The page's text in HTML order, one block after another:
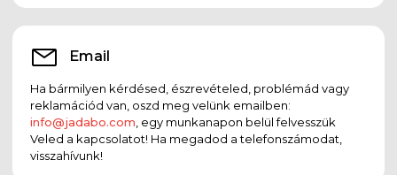
Email
Ha bármilyen kérdésed, észrevételed, problémád vagy
reklamációd van, oszd meg velünk emailben:
info@jadabo.com , egy munkanapon belül felvesszük
Veled a kapcsolatot! Ha megadod a telefonszámodat,
visszahívunk!